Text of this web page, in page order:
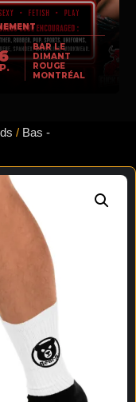
BAR LE
DIMANT
ROUGE
MONTRÉAL
/ Bas -